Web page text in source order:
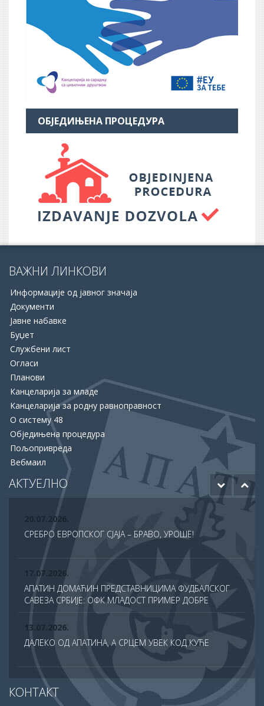
ОБЈЕДИЊЕНА ПРОЦЕДУРА
ВАЖНИ ЛИНКОВИ
Информације од јавног значаја
Документи
Јавне набавке
Буџет
Службени лист
Огласи
Планови
Канцеларија за младе
Канцеларија за родну равноправност
О систему 48
Обједињена процедура
Пољопривреда
Вебмаил
АКТУЕЛНО
16.06.2026.
ПОЗИВА ЗА ПОДРШКУ ЗАПОШЉАВАЊУ
15.06.2026.
ХУМАНОСТ КОЈА СПАШАВА ЖИВОТЕ: УПРИЛИЧЕН
ПРИЈЕМ ЗА ДОБРОВОЉНЕ ДАВАОЦЕ КРВИ
12.06.2026.
ОДОБРЕНО ЈОШ 20 МИЛИОНА ДИНАРА ЗА НАСТАВАК
РАДОВА НА БУДУЋЕМ МУЗЕЈУ АПАТИНА
20.07.2026.
СРЕБРО ЕВРОПСКОГ СЈАЈА – БРАВО, УРОШЕ!
17.07.2026.
АПАТИН ДОМАЋИН ПРЕДСТАВНИЦИМА ФУДБАЛСКОГ
САВЕЗА СРБИЈЕ: ОФК МЛАДОСТ ПРИМЕР ДОБРЕ
ПРАКСЕ У ТДС ПРОГРАМУ
13.07.2026.
ДАЛЕКО ОД АПАТИНА, А СРЦЕМ УВЕК КОД КУЋЕ
13.07.2026.
СВЕЧАНО ОБЕЛЕЖЕНА ХРАМОВНА СЛАВА ХРАМА
КОНТАКТ